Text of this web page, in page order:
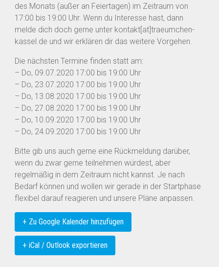
des Monats (außer an Feiertagen) im Zeitraum von
17:00 bis 19:00 Uhr. Wenn du Interesse hast, dann
melde dich doch gerne unter kontakt[at]traeumchen-
kassel.de und wir erklären dir das weitere Vorgehen.
Die nächsten Termine finden statt am:
– Do, 09.07.2020 17:00 bis 19:00 Uhr
– Do, 23.07.2020 17:00 bis 19:00 Uhr
– Do, 13.08.2020 17:00 bis 19:00 Uhr
– Do, 27.08.2020 17:00 bis 19:00 Uhr
– Do, 10.09.2020 17:00 bis 19:00 Uhr
– Do, 24.09.2020 17:00 bis 19:00 Uhr
Bitte gib uns auch gerne eine Rückmeldung darüber,
wenn du zwar gerne teilnehmen würdest, aber
regelmäßig in dem Zeitraum nicht kannst. Je nach
Bedarf können und wollen wir gerade in der Startphase
flexibel darauf reagieren und unsere Pläne anpassen.
+ Zu Google Kalender hinzufügen
+ iCal / Outlook exportieren